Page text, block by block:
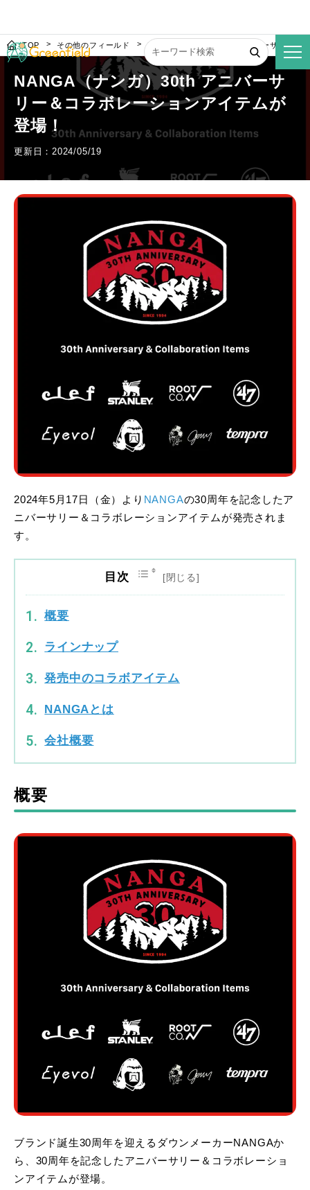
TOP その他のフィールド NANGA（ナンガ）30th アニバーサリー＆
NANGA（ナンガ）30th アニバーサ
リー＆コラボレーションアイテムが
登場！
更新日：2024/05/19
2024年5月17日（金）より NANGAの30周年を記念したア
ニバーサリー＆コラボレーションアイテムが発売されま
す。
目次
概要
ラインナップ
発売中のコラボアイテム
NANGAとは
会社概要
概要
ブランド誕生30周年を迎えるダウンメーカーNANGAか
ら、30周年を記念したアニバーサリー＆コラボレーショ
ンアイテムが登場。